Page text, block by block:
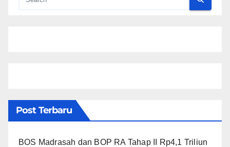
Post Terbaru
BOS Madrasah dan BOP RA Tahap II Rp4,1 Triliun